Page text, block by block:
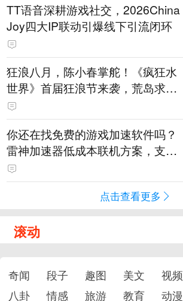
TT语音深耕游戏社交，2026China
Joy四大IP联动引爆线下引流闭环
狂浪八月，陈小春掌舵！《疯狂水
世界》首届狂浪节来袭，荒岛求生
直播即将开启
你还在找免费的游戏加速软件吗？
雷神加速器低成本联机方案，支持
免费试用
点击查看更多
滚动
奇闻 段子 趣图 美文 视频
八卦
情感 旅游 教育 动漫